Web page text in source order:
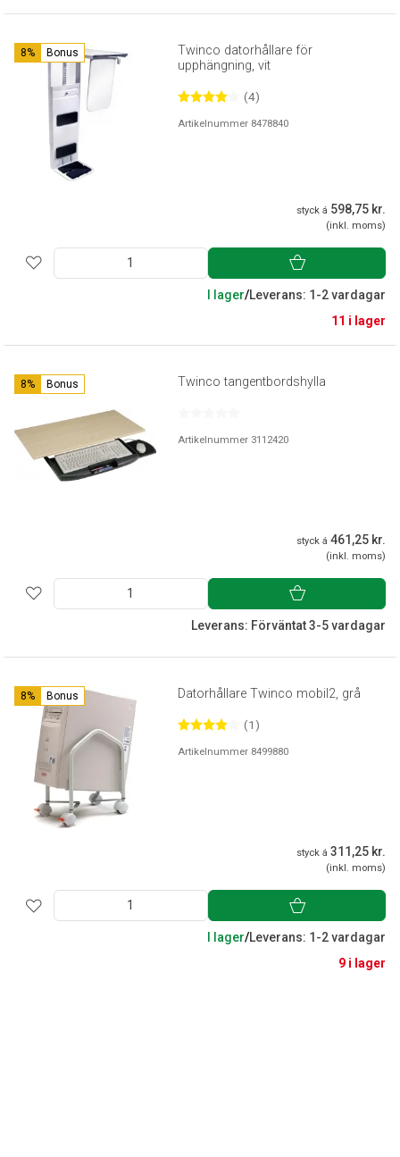
8% Bonus
Twinco datorhållare för
upphängning, vit
(4)
Artikelnummer 8478840
styck á 598,75 kr.
(inkl. moms)
I lager/Leverans: 1-2 vardagar
11 i lager
8% Bonus Twinco tangentbordshylla
Artikelnummer 3112420
styck á 461,25 kr.
(inkl. moms)
Leverans: Förväntat 3-5 vardagar
8% Bonus Datorhållare Twinco mobil2, grå
(1)
Artikelnummer 8499880
styck á 311,25 kr.
(inkl. moms)
I lager/Leverans: 1-2 vardagar
9 i lager